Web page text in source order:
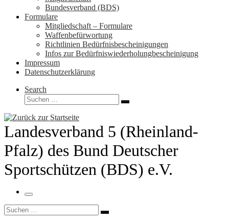
Bundesverband (BDS)
Formulare
Mitgliedschaft – Formulare
Waffenbefürwortung
Richtlinien Bedürfnisbescheinigungen
Infos zur Bedürfniswiederholungbescheinigung
Impressum
Datenschutzerklärung
Search
Suche
Suchen …
Landesverband 5 (Rheinland-
Pfalz) des Bund Deutscher
Sportschützen (BDS) e.V.
Menü
Suche
Suchen …